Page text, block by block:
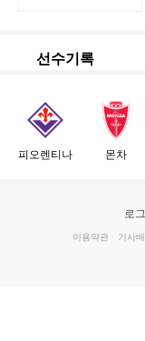
선수기록
피오렌티나 몬차
로
이용약관 · 기사